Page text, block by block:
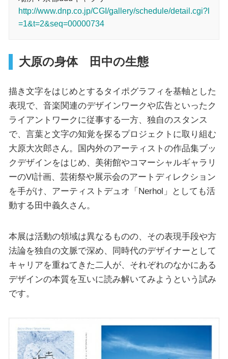
http://www.dnp.co.jp/CGI/gallery/schedule/detail.cgi?l
=1&t=2&seq=00000734
大原の身体 田中の生態
描き文字をはじめとするタイポグラフィを基軸とした
表現で、音楽関連のデザインワークや広告といったク
ライアントワークに従事する一方、独自のスタンス
で、言葉と文字の知覚を探るプロジェクトに取り組む
大原大次郎さん。国内外のアーティストの作品集ブッ
クデザインをはじめ、美術館やコマーシャルギャラリ
ーのVI計画、芸術祭や展示会のアートディレクション
を手がけ、アーティストデュオ「Nerhol」としても活
動する田中義久さん。
本展は活動の領域は異なるものの、その表現手段や方
法論を独自の文脈で深め、同時代のデザイナーとして
キャリアを重ねてきた二人が、それぞれのなかにある
デザインの本質を互いに読み解いてみようという試み
です。